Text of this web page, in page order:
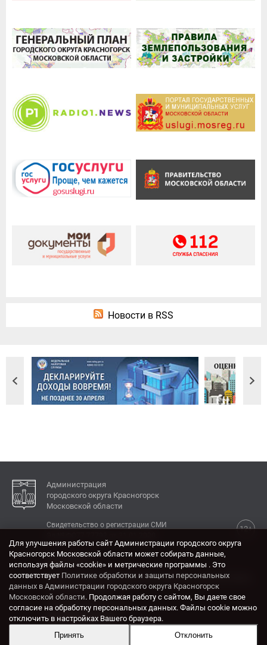
Новости в RSS
Администрация
городского округа Красногорск
Московской области
12+
Свидетельство о регистрации СМИ
КОНТАКТЫ
Адрес: 143404, Московская область, г. Красногорск,
ул. Ленина, дом 4.
Электронная почта:
krasrn@mosreg.ru
Разработка и поддержка сайта ADN
Для улучшения работы сайт Администрации городского округа
Красногорск Московской области может собирать данные,
используя файлы «cookie» и метрические программы . Это
соответствует Политике обработки и защиты персональных
данных в Администрации городского округа Красногорск
Московской области. Продолжая работу с сайтом, Вы даете свое
согласие на обработку персональных данных. Файлы cookie можно
отключить в настройках Вашего браузера.
Принять
Отклонить